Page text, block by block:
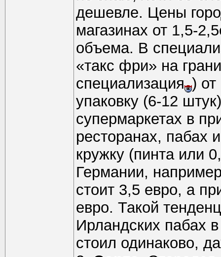
дешевле. Цены
магазинах от 1,5-
объема. В
«такс фри» на
специализация ) от
упаковку (6-12
супермаркетах в
ресторанах, пабах
кружку (пинта или
Германии,
стоит 3,5 евро, а
евро. Такой
Ирландских пабах
стоил одинаково,